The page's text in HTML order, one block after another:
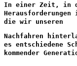
In einer Zeit, in
Herausforderungen
die wir unseren
Nachfahren
es entschiedene
kommender